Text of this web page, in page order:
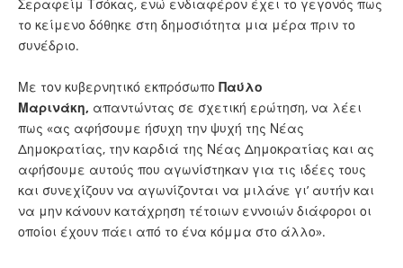
Σεραφείμ Τσόκας, ενώ ενδιαφέρον έχει το γεγονός πως
το κείμενο δόθηκε στη δημοσιότητα μια μέρα πριν το
συνέδριο.
Με τον κυβερνητικό εκπρόσωπο Παύλο
Μαρινάκη, απαντώντας σε σχετική ερώτηση, να λέει
πως «ας αφήσουμε ήσυχη την ψυχή της Νέας
Δημοκρατίας, την καρδιά της Νέας Δημοκρατίας και ας
αφήσουμε αυτούς που αγωνίστηκαν για τις ιδέες τους
και συνεχίζουν να αγωνίζονται να μιλάνε γι’ αυτήν και
να μην κάνουν κατάχρηση τέτοιων εννοιών διάφοροι οι
οποίοι έχουν πάει από το ένα κόμμα στο άλλο».